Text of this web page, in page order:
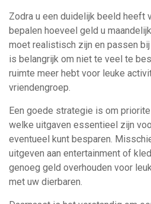
Zodra u een duidelijk beeld heeft
bepalen hoeveel geld u
moet realistisch zijn en passen
is belangrijk om niet te veel te
ruimte meer hebt voor leuke
vriendengroep.
Een goede strategie is om
welke uitgaven essentieel zijn
eventueel kunt besparen.
uitgeven aan entertainment of
genoeg geld overhouden voor
met uw dierbaren.